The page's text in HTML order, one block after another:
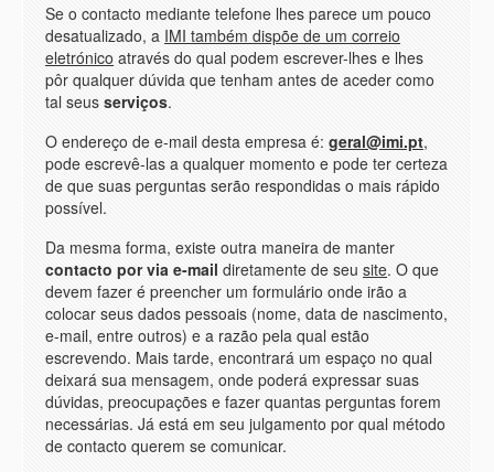
Se o contacto mediante telefone lhes parece um pouco
desatualizado, a IMI também dispõe de um correio
eletrónico através do qual podem escrever-lhes e lhes
pôr qualquer dúvida que tenham antes de aceder como
tal seus serviços.
O endereço de e-mail desta empresa é: geral@imi.pt,
pode escrevê-las a qualquer momento e pode ter certeza
de que suas perguntas serão respondidas o mais rápido
possível.
Da mesma forma, existe outra maneira de manter
contacto por via e-mail diretamente de seu site. O que
devem fazer é preencher um formulário onde irão a
colocar seus dados pessoais (nome, data de nascimento,
e-mail, entre outros) e a razão pela qual estão
escrevendo. Mais tarde, encontrará um espaço no qual
deixará sua mensagem, onde poderá expressar suas
dúvidas, preocupações e fazer quantas perguntas forem
necessárias. Já está em seu julgamento por qual método
de contacto querem se comunicar.